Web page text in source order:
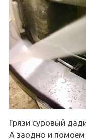
Грязи суровый
А заодно и